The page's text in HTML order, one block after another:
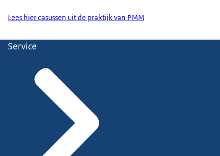
Lees hier casussen uit de praktijk van PMM
Service